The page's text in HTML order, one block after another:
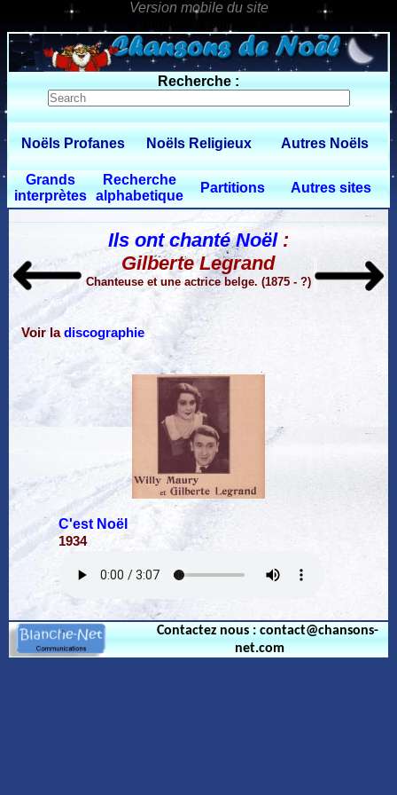
0 $limitbot 1 $limittot 2
Recherche :
Noëls Profanes Noëls Religieux Autres Noëls
Grands
interprètes
Recherche
alphabetique
Partitions Autres sites
Ils ont chanté Noël:
Gilberte Legrand
Chanteuse et une actrice belge. (1875 - ?)
Voir ladiscographie
C'est Noël
1934
Contactez nous : contact@chansons-
net.com